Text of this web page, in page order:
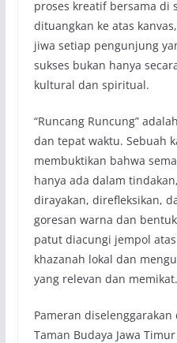
proses kreatif bersama di
dituangkan ke atas
jiwa setiap pengunjung
sukses bukan hanya
kultural dan spiritual.
“Runcang Runcung”
dan tepat waktu. Sebuah
membuktikan bahwa
hanya ada dalam
dirayakan, direfleksikan,
goresan warna dan
patut diacungi jempol
khazanah lokal dan
yang relevan dan memikat.
Pameran
Taman Budaya Jawa